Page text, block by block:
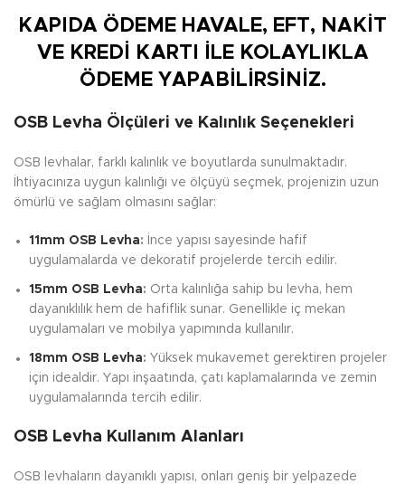
KAPIDA ÖDEME HAVALE, EFT, NAKİT
VE KREDİ KARTI İLE KOLAYLIKLA
ÖDEME YAPABİLİRSİNİZ.
OSB Levha Ölçüleri ve Kalınlık Seçenekleri
OSB levhalar, farklı kalınlık ve boyutlarda sunulmaktadır.
İhtiyacınıza uygun kalınlığı ve ölçüyü seçmek, projenizin uzun
ömürlü ve sağlam olmasını sağlar:
11mm OSB Levha: İnce yapısı sayesinde hafif
uygulamalarda ve dekoratif projelerde tercih edilir.
15mm OSB Levha: Orta kalınlığa sahip bu levha, hem
dayanıklılık hem de hafiflik sunar. Genellikle iç mekan
uygulamaları ve mobilya yapımında kullanılır.
18mm OSB Levha: Yüksek mukavemet gerektiren projeler
için idealdir. Yapı inşaatında, çatı kaplamalarında ve zemin
uygulamalarında tercih edilir.
OSB Levha Kullanım Alanları
OSB levhaların dayanıklı yapısı, onları geniş bir yelpazede